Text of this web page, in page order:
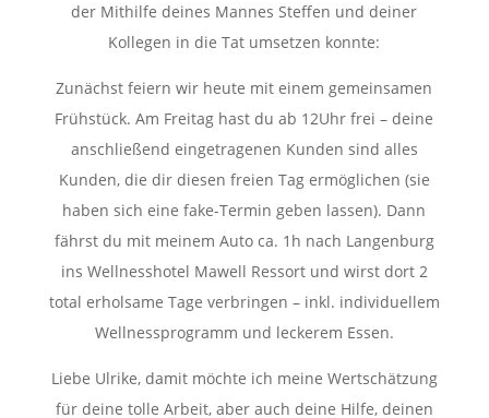
der Mithilfe deines Mannes Steffen und deiner
Kollegen in die Tat umsetzen konnte:
Zunächst feiern wir heute mit einem gemeinsamen
Frühstück. Am Freitag hast du ab 12Uhr frei – deine
anschließend eingetragenen Kunden sind alles
Kunden, die dir diesen freien Tag ermöglichen (sie
haben sich eine fake-Termin geben lassen). Dann
fährst du mit meinem Auto ca. 1h nach Langenburg
ins Wellnesshotel Mawell Ressort und wirst dort 2
total erholsame Tage verbringen – inkl. individuellem
Wellnessprogramm und leckerem Essen.
Liebe Ulrike, damit möchte ich meine Wertschätzung
für deine tolle Arbeit, aber auch deine Hilfe, deinen